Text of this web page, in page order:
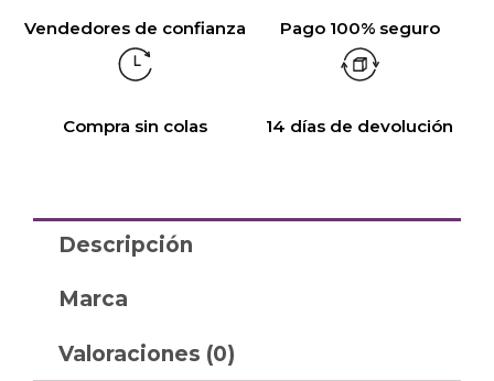
Vendedores de confianza Pago 100% seguro
Compra sin colas 14 días de devolución
Descripción
Marca
Valoraciones (0)